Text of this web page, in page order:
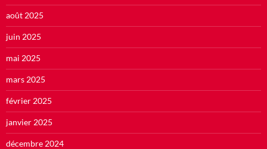
août 2025
juin 2025
mai 2025
mars 2025
février 2025
janvier 2025
décembre 2024